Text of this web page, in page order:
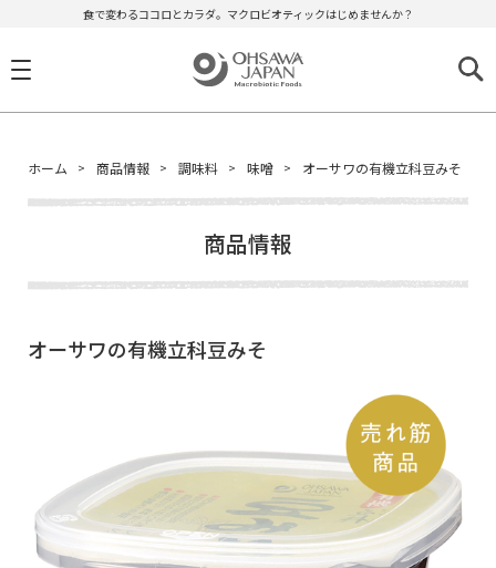
食で変わるココロとカラダ。マクロビオティックはじめませんか？
ホーム 商品情報 調味料 味噌 オーサワの有機立科豆みそ
商品情報
オーサワの有機立科豆みそ